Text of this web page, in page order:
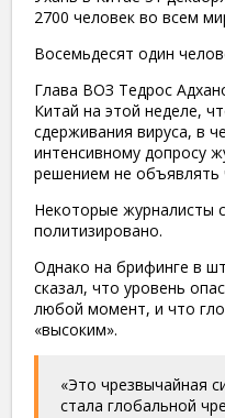
2700 человек во всем
Восемьдесят один
Глава ВОЗ Тедрос
Китай на этой неделе,
сдерживания вируса, в
интенсивному допросу
решением не объявлять
Некоторые журналисты
политизировано.
Однако на брифинге в
сказал, что уровень
любой момент, и что
«высоким».
«Это чрезвычайная
стала глобальной